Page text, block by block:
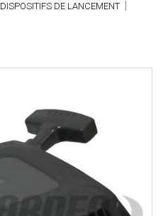
DISPOSITIFS DE LANCEMENT